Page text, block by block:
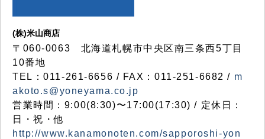
(株)米山商店
〒060-0063 北海道札幌市中央区南三条西5丁目
10番地
TEL：011-261-6656 / FAX：011-251-6682 / m
akoto.s@yoneyama.co.jp
営業時間：9:00(8:30)〜17:00(17:30) / 定休日：
日・祝・他
http://www.kanamonoten.com/sapporoshi-yon